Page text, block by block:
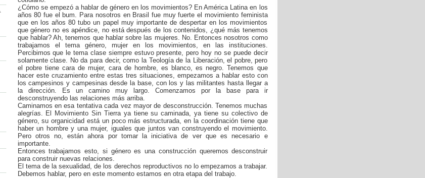
¿Cómo se empezó a hablar de género en los movimientos? En América Latina en los
años 80 fue el bum. Para nosotros en Brasil fue muy fuerte el movimiento feminista
que en los años 80 tubo un papel muy importante de despertar en los movimientos
que género no es apéndice, no está después de los contenidos, ¿qué más tenemos
que hablar? Ah, tenemos que hablar sobre las mujeres. No. Entonces nosotros como
trabajamos el tema género, mujer en los movimientos, en las instituciones.
Percibimos que le tema clase siempre estuvo presente, pero hoy no se puede decir
solamente clase. No da para decir, como la Teología de la Liberación, el pobre, pero
el pobre tiene cara de mujer, cara de hombre, es blanco, es negro. Tenemos que
hacer este cruzamiento entre estas tres situaciones, empezamos a hablar esto con
los campesinos y campesinas desde la base, con los y las militantes hasta llegar a
la dirección. Es un camino muy largo. Comenzamos por la base para ir
desconstruyendo las relaciones más arriba.
Caminamos en esa tentativa cada vez mayor de desconstrucción. Tenemos muchas
alegrías. El Movimiento Sin Tierra ya tiene su caminada, ya tiene su colectivo de
género, su organicidad está un poco más estructurada, en la coordinación tiene que
haber un hombre y una mujer, iguales que juntos van construyendo el movimiento.
Pero otros no, están ahora por tomar la iniciativa de ver que es necesario e
importante.
Entonces trabajamos esto, si género es una construcción queremos desconstruir
para construir nuevas relaciones.
El tema de la sexualidad, de los derechos reproductivos no lo empezamos a trabajar.
Debemos hablar, pero en este momento estamos en otra etapa del trabajo.